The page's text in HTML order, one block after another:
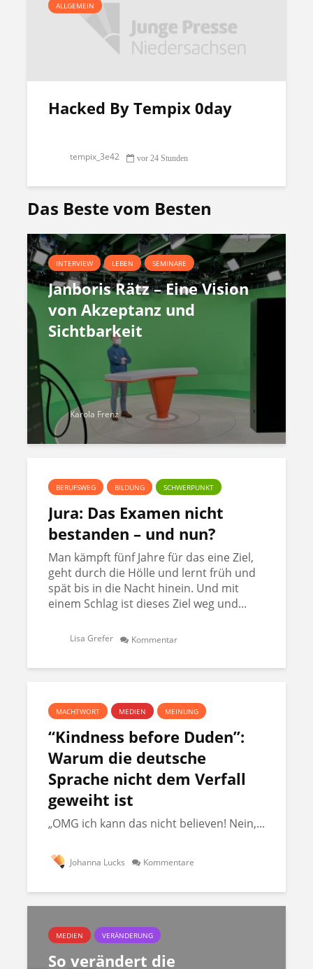
ALLGEMEIN
Hacked By Tempix 0day
tempix_3e42 vor 24 Stunden
Das Beste vom Besten
INTERVIEW LEBEN SEMINARE
Janboris Rätz – Eine Vision
von Akzeptanz und
Sichtbarkeit
Karola Frenz
BERUFSWEG BILDUNG SCHWERPUNKT
Jura: Das Examen nicht
bestanden – und nun?
Man kämpft fünf Jahre für das eine Ziel,
geht durch die Hölle und lernt früh und
spät bis in die Nacht hinein. Und mit
einem Schlag ist dieses Ziel weg und...
Lisa Grefer Kommentar
MACHTWORT MEDIEN MEINUNG
“Kindness before Duden”:
Warum die deutsche
Sprache nicht dem Verfall
geweiht ist
„OMG ich kann das nicht believen! Nein,...
Johanna Lucks Kommentare
MEDIEN VERÄNDERUNG
So verändert die